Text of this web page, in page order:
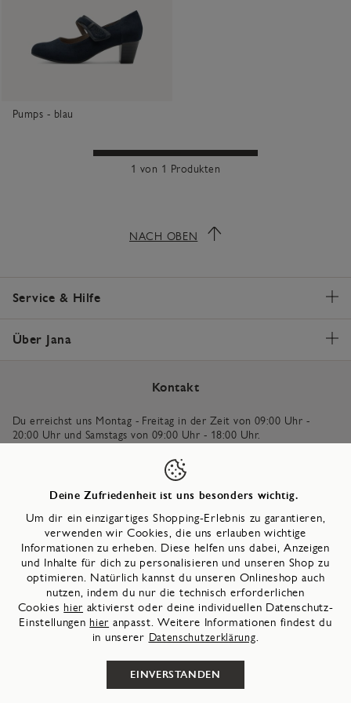
Pumps - blau
1 von 1 Produkten
NACH OBEN
Service & Hilfe
Über Jana
Kontakt
Du erreichst uns Montag - Freitag in der Zeit von 09:00 Uhr -
20:00 Uhr und Samstags von 09:00 Uhr - 18:00 Uhr.
+49 (0) 5231 – 94 04 680
Schreib uns
* Gebühren basierend auf deinem Telefonvertrag.
Land Land
Wortmann Fashion Retail GmbH & Co. KG
Deine Zufriedenheit ist uns besonders wichtig.
Um dir ein einzigartiges Shopping-Erlebnis zu garantieren,
verwenden wir Cookies, die uns erlauben wichtige
Informationen zu erheben. Diese helfen uns dabei, Anzeigen
und Inhalte für dich zu personalisieren und unseren Shop zu
optimieren. Natürlich kannst du unseren Onlineshop auch
nutzen, indem du nur die technisch erforderlichen
Cookies hier aktivierst oder deine individuellen Datenschutz-
Einstellungen hier anpasst. Weitere Informationen findest du
in unserer Datenschutzerklärung.
EINVERSTANDEN